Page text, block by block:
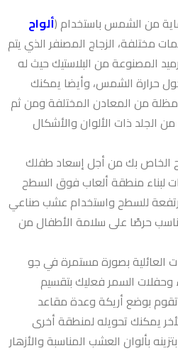
من الشمس باستخدام (ألواح
مختلفة، الزجاج المصنفر الذي يتم
المصنوعة من البلاستيك حيث له
حرارة الشمس، وأيضا يمكنك
من المعادن المختلفة ومن ثم
الجلد ذات الألوان والأشكال
الخاص بك من أجل إسعاد طفلك
لبناء منطقة ألعاب فوق السطح
للسطح واستخدام عشب صناعي
حرصًا على سلامة الأطفال من
العائلية بصورة مستمرة في جو
وحفلات السمر فعليك بتقسيم
تقوم بوضع أريكة وعدة مقاعد
يمكنك تحويله لمنطقة أخرى
بألوان العشب المناسبة والأزهار